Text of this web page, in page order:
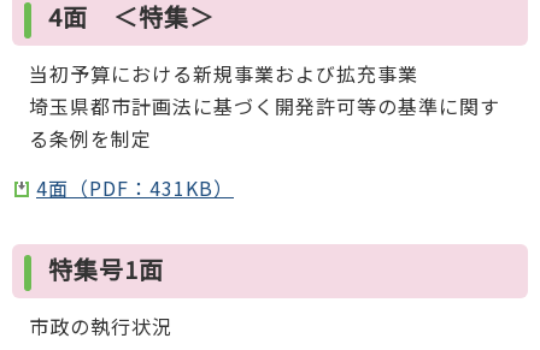
4面 ＜特集＞
当初予算における新規事業および拡充事業
埼玉県都市計画法に基づく開発許可等の基準に関す
る条例を制定
4面（PDF：431KB）
特集号1面
市政の執行状況